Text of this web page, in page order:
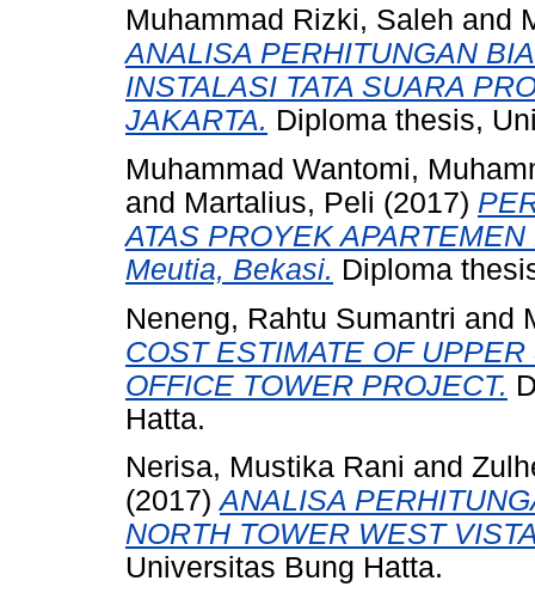
Muhammad Rizki, Saleh and
ANALISA PERHITUNGAN
INSTALASI TATA SUARA
JAKARTA. Diploma thesis,
Muhammad Wantomi,
and Martalius, Peli (2017)
ATAS PROYEK
Meutia, Bekasi. Diploma
Neneng, Rahtu Sumantri and
COST ESTIMATE OF
OFFICE TOWER PROJECT.
Hatta.
Nerisa, Mustika Rani and
(2017)ANALISA
NORTH TOWER WEST
Universitas Bung Hatta.